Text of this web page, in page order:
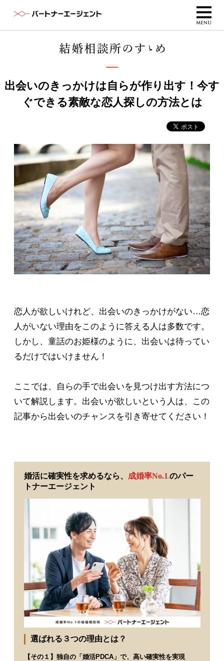
出会いのきっかけは自らが作り出す！今す
ぐできる素敵な恋人探しの方法とは
恋人が欲しいけれど、出会いのきっかけがない…恋
人がいない理由をこのように答える人は多数です。
しかし、童話のお姫様のように、出会いは待ってい
るだけではいけません！
ここでは、自らの手で出会いを見つけ出す方法につ
いて解説します。出会いが欲しいという人は、この
記事から出会いのチャンスを引き寄せてください！
婚活に確実性を求めるなら、 成婚率No.1 ※のパー
トナーエージェント
選ばれる３つの理由とは？
【その１】独自の「婚活PDCA」で、高い確実性を実現